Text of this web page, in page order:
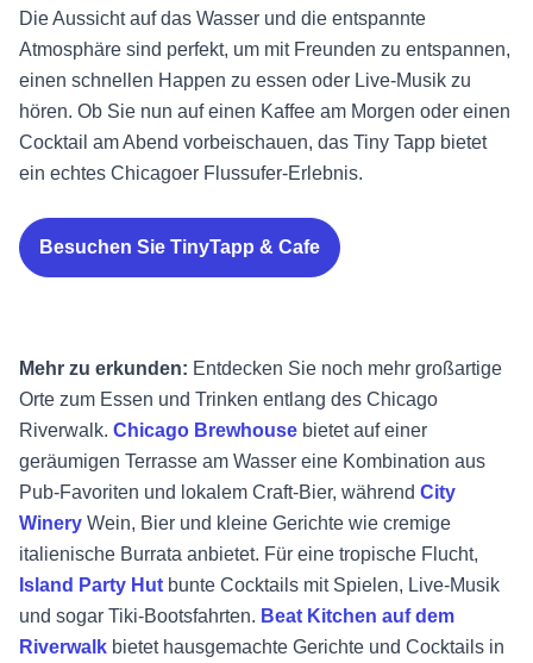
Die Aussicht auf das Wasser und die entspannte
Atmosphäre sind perfekt, um mit Freunden zu entspannen,
einen schnellen Happen zu essen oder Live-Musik zu
hören. Ob Sie nun auf einen Kaffee am Morgen oder einen
Cocktail am Abend vorbeischauen, das Tiny Tapp bietet
ein echtes Chicagoer Flussufer-Erlebnis.
Besuchen Sie TinyTapp & Cafe
Mehr zu erkunden: Entdecken Sie noch mehr großartige
Orte zum Essen und Trinken entlang des Chicago
Riverwalk. Chicago Brewhouse bietet auf einer
geräumigen Terrasse am Wasser eine Kombination aus
Pub-Favoriten und lokalem Craft-Bier, während City
Winery Wein, Bier und kleine Gerichte wie cremige
italienische Burrata anbietet. Für eine tropische Flucht,
Island Party Hut bunte Cocktails mit Spielen, Live-Musik
und sogar Tiki-Bootsfahrten. Beat Kitchen auf dem
Riverwalk bietet hausgemachte Gerichte und Cocktails in